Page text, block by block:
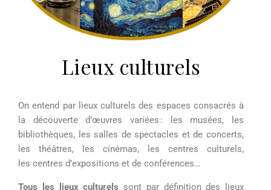
Lieux culturels
On entend par lieux culturels des espaces consacrés à
la découverte d’œuvres variées : les musées, les
bibliothèques, les salles de spectacles et de concerts,
les théâtres, les cinémas, les centres culturels,
les centres d’expositions et de conférences…
Tous les lieuxculturels sont par définition des lieux